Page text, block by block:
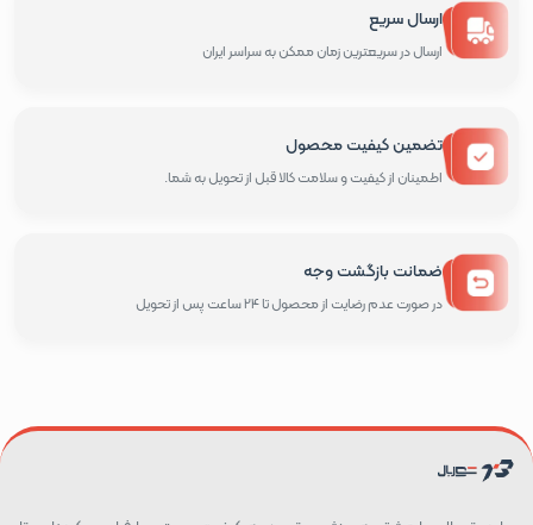
ارسال سریع
ارسال در سریعترین زمان ممکن به سراسر ایران
تضمین کیفیت محصول
اطمینان از کیفیت و سلامت کالا قبل از تحویل به شما.
ضمانت بازگشت وجه
در صورت عدم رضایت از محصول تا 24 ساعت پس از تحویل